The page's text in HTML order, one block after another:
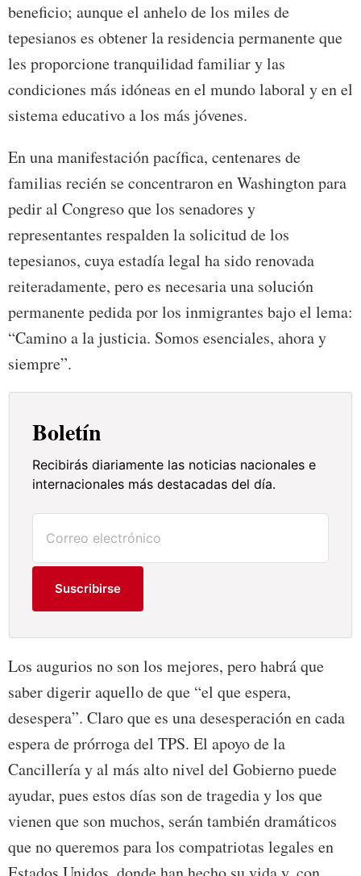
beneficio; aunque el anhelo de los miles de
tepesianos es obtener la residencia permanente que
les proporcione tranquilidad familiar y las
condiciones más idóneas en el mundo laboral y en el
sistema educativo a los más jóvenes.
En una manifestación pacífica, centenares de
familias recién se concentraron en Washington para
pedir al Congreso que los senadores y
representantes respalden la solicitud de los
tepesianos, cuya estadía legal ha sido renovada
reiteradamente, pero es necesaria una solución
permanente pedida por los inmigrantes bajo el lema:
“Camino a la justicia. Somos esenciales, ahora y
siempre”.
Boletín
Recibirás diariamente las noticias nacionales e
internacionales más destacadas del día.
Suscribirse
Los augurios no son los mejores, pero habrá que
saber digerir aquello de que “el que espera,
desespera”. Claro que es una desesperación en cada
espera de prórroga del TPS. El apoyo de la
Cancillería y al más alto nivel del Gobierno puede
ayudar, pues estos días son de tragedia y los que
vienen que son muchos, serán también dramáticos
que no queremos para los compatriotas legales en